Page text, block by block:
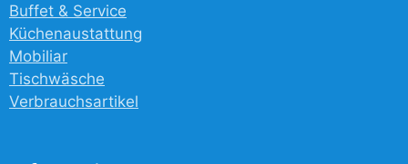
Buffet & Service
Küchenaustattung
Mobiliar
Tischwäsche
Verbrauchsartikel